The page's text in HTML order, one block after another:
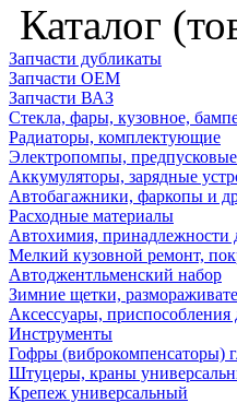
Каталог
Запчасти дубликаты
Запчасти ОЕМ
Запчасти ВАЗ
Стекла, фары, кузовное,
Радиаторы, комплектующие
Электропомпы, предпусковые
Аккумуляторы, зарядные
Автобагажники, фаркопы и
Расходные материалы
Автохимия, принадлежности
Мелкий кузовной ремонт,
Автоджентльменский набор
Зимние щетки,
Аксессуары, приспособления
Инструменты
Гофры (виброкомпенсаторы)
Штуцеры, краны
Крепеж универсальный